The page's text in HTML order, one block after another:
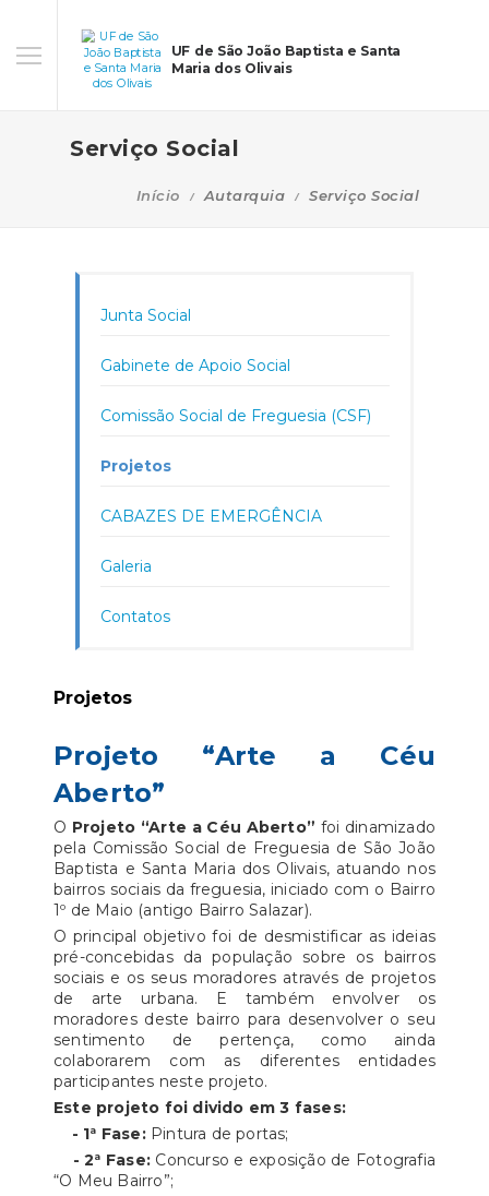
UF de São João Baptista e Santa
Maria dos Olivais
Serviço Social
Início Autarquia Serviço Social
Junta Social
Gabinete de Apoio Social
Comissão Social de Freguesia (CSF)
Projetos
CABAZES DE EMERGÊNCIA
Galeria
Contatos
Projetos
Projeto “Arte a Céu
Aberto”
O Projeto “Arte a Céu Aberto” foi dinamizado
pela Comissão Social de Freguesia de São João
Baptista e Santa Maria dos Olivais, atuando nos
bairros sociais da freguesia, iniciado com o Bairro
1º de Maio (antigo Bairro Salazar).
O principal objetivo foi de desmistificar as ideias
pré-concebidas da população sobre os bairros
sociais e os seus moradores através de projetos
de arte urbana. E também envolver os
moradores deste bairro para desenvolver o seu
sentimento de pertença, como ainda
colaborarem com as diferentes entidades
participantes neste projeto.
Este projeto foi divido em 3 fases:
- 1ª Fase: Pintura de portas;
- 2ª Fase: Concurso e exposição de Fotografia
“O Meu Bairro”;